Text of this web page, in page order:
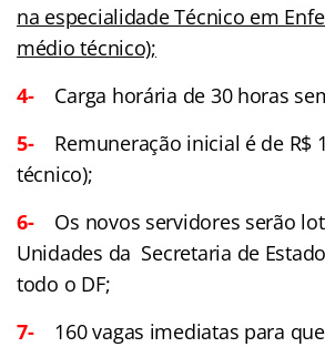
na especialidade Técnico em
médio técnico);
4-
Carga horária de 30 horas
5-
Remuneração inicial é de R$
técnico);
6-
Os novos servidores serão
Unidades da Secretaria de
todo o DF;
7-
160 vagas imediatas para